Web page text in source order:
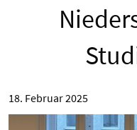
18. Februar 2025